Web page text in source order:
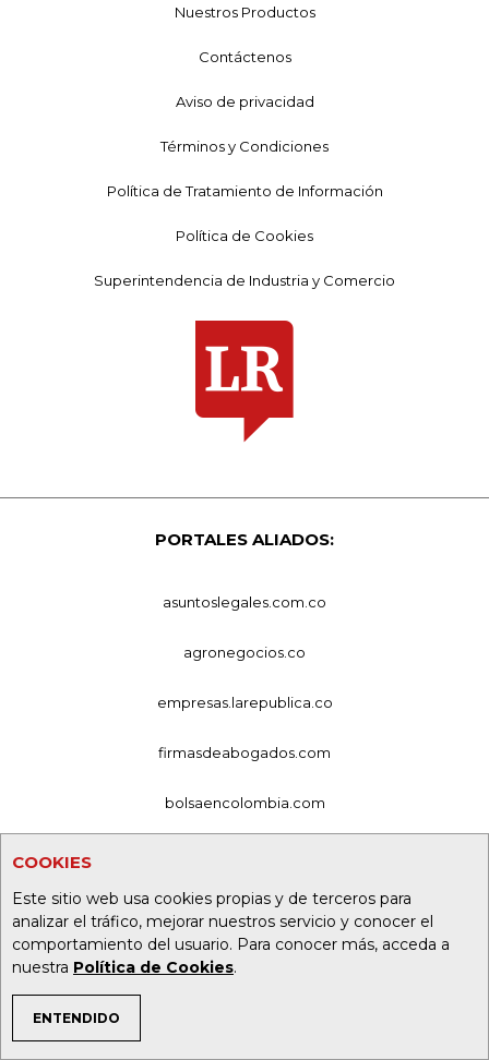
COOKIES
Este sitio web usa cookies propias y de terceros para
analizar el tráfico, mejorar nuestros servicio y conocer el
comportamiento del usuario. Para conocer más, acceda a
nuestra Política de Cookies.
ENTENDIDO
TEMAS DE INTERÉS
Nuestros Productos
Contáctenos
Aviso de privacidad
Términos y Condiciones
Política de Tratamiento de Información
Política de Cookies
Superintendencia de Industria y Comercio
PORTALES ALIADOS:
asuntoslegales.com.co
agronegocios.co
empresas.larepublica.co
firmasdeabogados.com
bolsaencolombia.com
carnavalindustriacultural.com
canalrcn.com